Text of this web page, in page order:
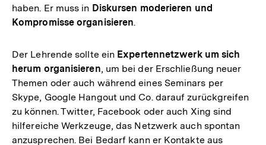
haben. Er muss in Diskursen moderieren und
Kompromisse organisieren.
Der Lehrende sollte ein Expertennetzwerk um sich
herum organisieren, um bei der Erschließung neuer
Themen oder auch während eines Seminars per
Skype, Google Hangout und Co. darauf zurückgreifen
zu können. Twitter, Facebook oder auch Xing sind
hilfereiche Werkzeuge, das Netzwerk auch spontan
anzusprechen. Bei Bedarf kann er Kontakte aus